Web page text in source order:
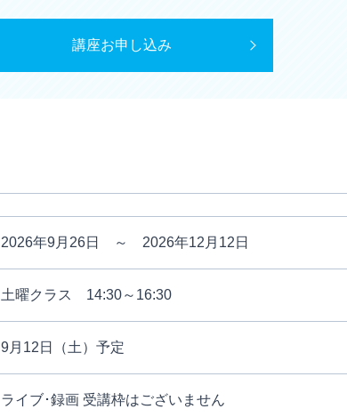
講座お申し込み
2026年9月26日 ～ 2026年12月12日
土曜クラス 14:30～16:30
9月12日（土）予定
ライブ･録画 受講枠はございません